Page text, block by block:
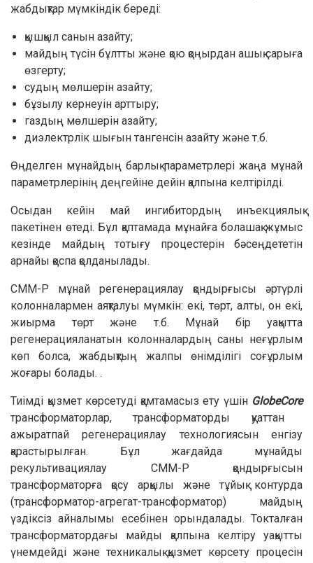
жабдықтар мүмкіндік береді:
қышқыл санын азайту;
майдың түсін бұлтты және қою қоңырдан ашық сарыға
өзгерту;
судың мөлшерін азайту;
бұзылу кернеуін арттыру;
газдың мөлшерін азайту;
диэлектрлік шығын тангенсін азайту және т.б.
Өңделген мұнайдың барлық параметрлері жаңа мұнай
параметрлерінің деңгейіне дейін қалпына келтірілді.
Осыдан кейін май ингибитордың инъекциялық
пакетінен өтеді. Бұл қаптамада мұнайға болашақ жұмыс
кезінде майдың тотығу процестерін бәсеңдететін
арнайы қоспа қолданылады.
СMM-Р мұнай регенерациялау қондырғысы әртүрлі
колонналармен аяқталуы мүмкін: екі, төрт, алты, он екі,
жиырма төрт және т.б. Мұнай бір уақытта
регенерацияланатын колонналардың саны неғұрлым
көп болса, жабдықтың жалпы өнімділігі соғұрлым
жоғары болады. .
Тиімді қызмет көрсетуді қамтамасыз ету үшін GlobeCore
трансформаторлар, трансформаторды қуаттан
ажыратпай регенерациялау технологиясын енгізу
қарастырылған. Бұл жағдайда мұнайды
рекультивациялау CMM-Р қондырғысын
трансформаторға қосу арқылы және тұйық контурда
(трансформатор-агрегат-трансформатор) майдың
үздіксіз айналымы есебінен орындалады. Токталған
трансформатордағы майды қалпына келтіру уақытты
үнемдейді және техникалық қызмет көрсету процесін